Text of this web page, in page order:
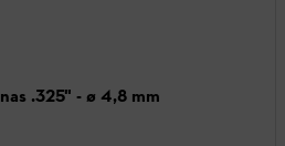
.325" - ø 4,8 mm